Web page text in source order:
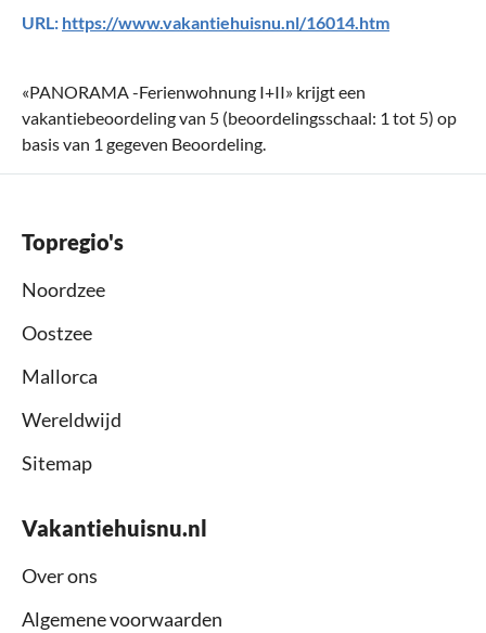
URL: https://www.vakantiehuisnu.nl/16014.htm
«PANORAMA -Ferienwohnung I+II» krijgt een
vakantiebeoordeling van 5 (beoordelingsschaal: 1 tot 5) op
basis van 1 gegeven Beoordeling.
Topregio's
Noordzee
Oostzee
Mallorca
Wereldwijd
Sitemap
Vakantiehuisnu.nl
Over ons
Algemene voorwaarden